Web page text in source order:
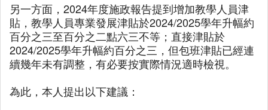
另一方面，2024年度施政報告提到增加教學人員津
貼，教學人員專業發展津貼於2024/2025學年升幅約
百分之三至百分之二點六三不等；直接津貼於
2024/2025學年升幅約百分之三，但包班津貼已經連
續幾年未有調整，有必要按實際情況適時檢視。
為此，本人提出以下建議：